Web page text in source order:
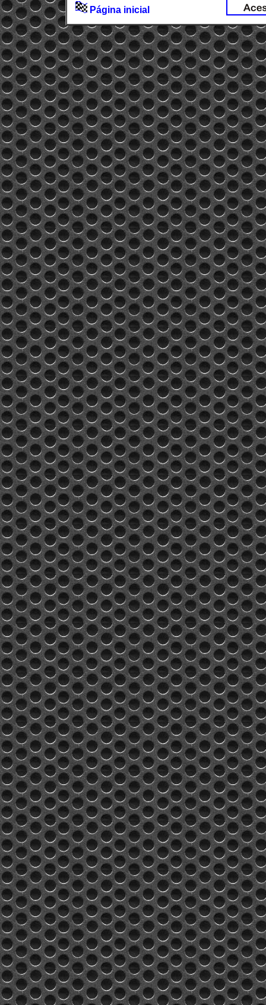
Página inicial